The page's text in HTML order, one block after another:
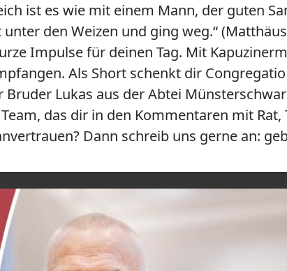
ist es wie mit einem Mann, der guten
den Weizen und ging weg.“
Impulse für deinen Tag. Mit
Als Short schenkt dir
Lukas aus der Abtei
das dir in den Kommentaren mit
Dann schreib uns gerne an: